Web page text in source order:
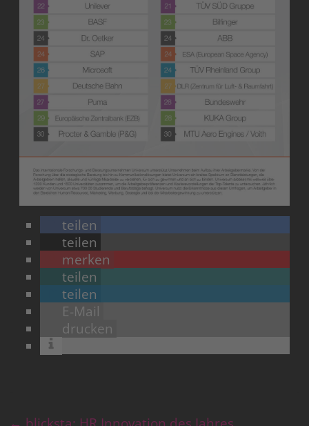
teilen
teilen
merken
teilen
teilen
E-Mail
drucken